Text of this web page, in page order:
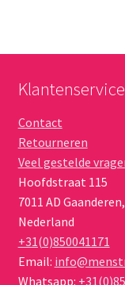
Klantenservice
Contact
Retourneren
Veel gestelde
Hoofdstraat 115
7011 AD Gaanderen,
Nederland
+31(0)850041171
Email:
Whatsapp: